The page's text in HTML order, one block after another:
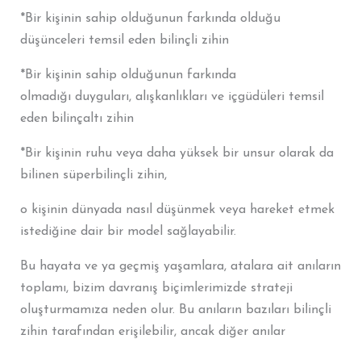
*Bir kişinin sahip olduğunun farkında olduğu
düşünceleri temsil eden bilinçli zihin
*Bir kişinin sahip olduğunun farkında
olmadığı duyguları, alışkanlıkları ve içgüdüleri temsil
eden bilinçaltı zihin
*Bir kişinin ruhu veya daha yüksek bir unsur olarak da
bilinen süperbilinçli zihin,
o kişinin dünyada nasıl düşünmek veya hareket etmek
istediğine dair bir model sağlayabilir.
Bu hayata ve ya geçmiş yaşamlara, atalara ait anıların
toplamı, bizim davranış biçimlerimizde strateji
oluşturmamıza neden olur. Bu anıların bazıları bilinçli
zihin tarafından erişilebilir, ancak diğer anılar